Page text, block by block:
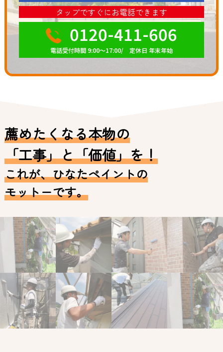
タップですぐにお電話できます
0120-411-606
電話受付時間 9:00～17:00/ 定休日 年末年始
薦めたくなる本物の
「工事」と「価値」を！
これが、ひなたペイントの
モットーです。